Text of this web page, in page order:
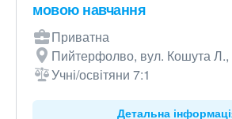
мовою навчання
Приватна
Пийтерфолво, вул. Кошута Л.,
Учні/освітяни 7:1
Детальна